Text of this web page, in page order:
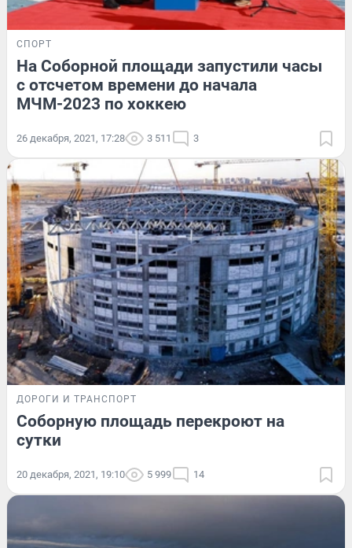
СПОРТ
На Соборной площади запустили часы
с отсчетом времени до начала
МЧМ-2023 по хоккею
26 декабря, 2021, 17:28 3 511 3
ДОРОГИ И ТРАНСПОРТ
Соборную площадь перекроют на
сутки
20 декабря, 2021, 19:10 5 999 14